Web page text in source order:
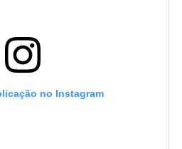
no Instagram